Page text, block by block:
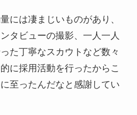
には凄まじいものがあり、
タビューの撮影、一人一人
た丁寧なスカウトなど数々
に採用活動を行ったからこ
至ったんだなと感謝してい